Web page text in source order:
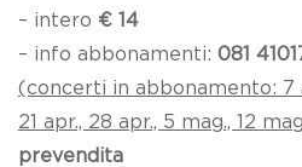
– intero € 14
– info abbonamenti: 081
(concerti in abbonamento: 7
21 apr., 28 apr., 5 mag., 12
prevendita